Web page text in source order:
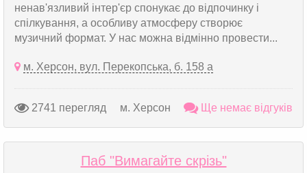
ненав'язливий інтер'єр спонукає до відпочинку і
спілкування, а особливу атмосферу створює
музичний формат. У нас можна відмінно провести...
м. Херсон, вул. Перекопська, б. 158 а
2741 перегляд м. Херсон Ще немає відгуків
Паб "Вимагайте скрізь"